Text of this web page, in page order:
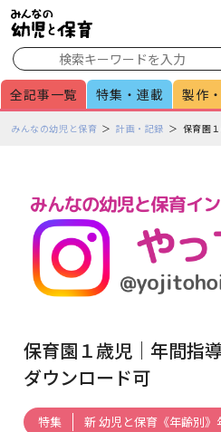
全記事一覧 特集・連載 製作
ペみんなの幼児と保育 計画・記録 保育園
保育園１歳児｜年間指
ダウンロード可
特集 新 幼児と保育《年齢別》